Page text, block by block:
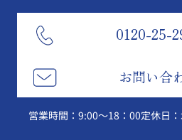
0120-25-
お問い合
営業時間：9:00～18：00定休日